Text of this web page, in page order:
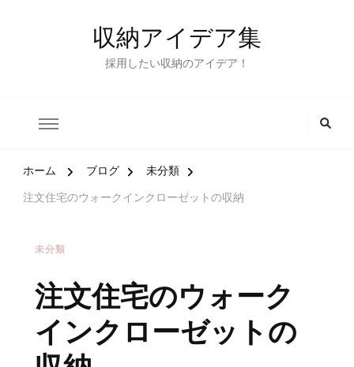
収納アイデア集
採用したい収納のアイデア！
ホーム ブログ
未分類
注文住宅のウォークインクローゼットの収納
未分類
注文住宅のウォーク
インクローゼットの